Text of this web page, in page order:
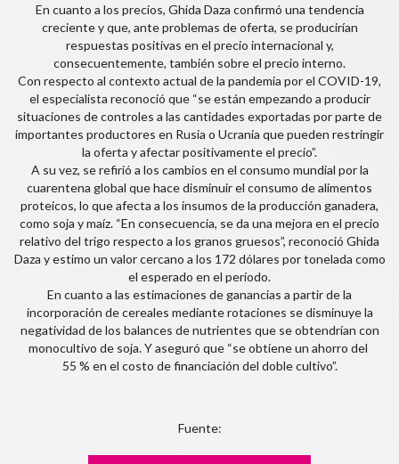
En cuanto a los precios, Ghida Daza confirmó una tendencia
creciente y que, ante problemas de oferta, se producirían
respuestas positivas en el precio internacional y,
consecuentemente, también sobre el precio interno.
Con respecto al contexto actual de la pandemia por el COVID-19,
el especialista reconoció que “se están empezando a producir
situaciones de controles a las cantidades exportadas por parte de
importantes productores en Rusia o Ucrania que pueden restringir
la oferta y afectar positivamente el precio”.
A su vez, se refirió a los cambios en el consumo mundial por la
cuarentena global que hace disminuir el consumo de alimentos
proteicos, lo que afecta a los insumos de la producción ganadera,
como soja y maíz. “En consecuencia, se da una mejora en el precio
relativo del trigo respecto a los granos gruesos”, reconoció Ghida
Daza y estimo un valor cercano a los 172 dólares por tonelada como
el esperado en el período.
En cuanto a las estimaciones de ganancias a partir de la
incorporación de cereales mediante rotaciones se disminuye la
negatividad de los balances de nutrientes que se obtendrían con
monocultivo de soja. Y aseguró que “se obtiene un ahorro del
55 % en el costo de financiación del doble cultivo”.
Fuente: